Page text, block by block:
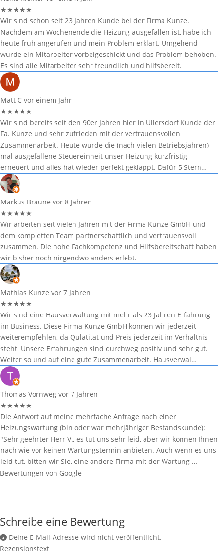
★★★★★
Wir sind schon seit 23 Jahren Kunde bei der Firma Kunze.
Nachdem am Wochenende die Heizung ausgefallen ist, habe ich
heute früh angerufen und mein Problem erklärt. Umgehend
wurde ein Mitarbeiter vorbeigeschickt und das Problem behoben.
Es sind alle Mitarbeiter sehr freundlich und hilfsbereit.
Matt C vor einem Jahr
★★★★★
Wir sind bereits seit den 90er Jahren hier in Ullersdorf Kunde der
Fa. Kunze und sehr zufrieden mit der vertrauensvollen
Zusammenarbeit. Heute wurde die (nach vielen Betriebsjahren)
mal ausgefallene Steuereinheit unser Heizung kurzfristig
erneuert und alles hat wieder perfekt geklappt. Dafür 5 Stern…
Markus Braune vor 8 Jahren
★★★★★
Wir arbeiten seit vielen Jahren mit der Firma Kunze GmbH und
dem kompletten Team partnerschaftlich und vertrauensvoll
zusammen. Die hohe Fachkompetenz und Hilfsbereitschaft haben
wir bisher noch nirgendwo anders erlebt.
Mathias Kunze vor 7 Jahren
★★★★★
Wir sind eine Hausverwaltung mit mehr als 23 Jahren Erfahrung
im Business. Diese Firma Kunze GmbH können wir jederzeit
weiterempfehlen, da Qulatität und Preis jederzeit im Verhältnis
steht. Unsere Erfahrungen sind durchweg positiv und sehr gut.
Weiter so und auf eine gute Zusammenarbeit. Hausverwal…
Thomas Vornweg vor 7 Jahren
★★★★★
Die Antwort auf meine mehrfache Anfrage nach einer
Heizungswartung (bin oder war mehrjähriger Bestandskunde):
"Sehr geehrter Herr V., es tut uns sehr leid, aber wir können Ihnen
nach wie vor keinen Wartungstermin anbieten. Auch wenn es uns
leid tut, bitten wir Sie, eine andere Firma mit der Wartung …
Bewertungen von Google
Schreibe eine Bewertung
Deine E-Mail-Adresse wird nicht veröffentlicht.
Rezensionstext